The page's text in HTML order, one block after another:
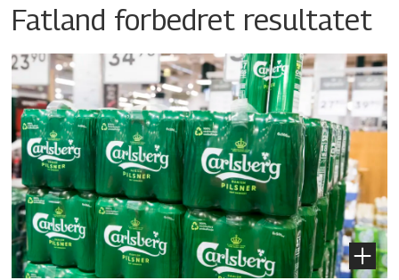
Fatland forbedret resultatet